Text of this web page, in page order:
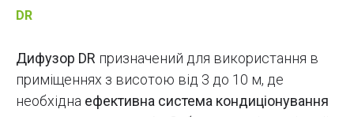
DR
Дифузор DR призначений для використання в
приміщеннях з висотою від 3 до 10 м, де
необхідна ефективна система кондиціонування